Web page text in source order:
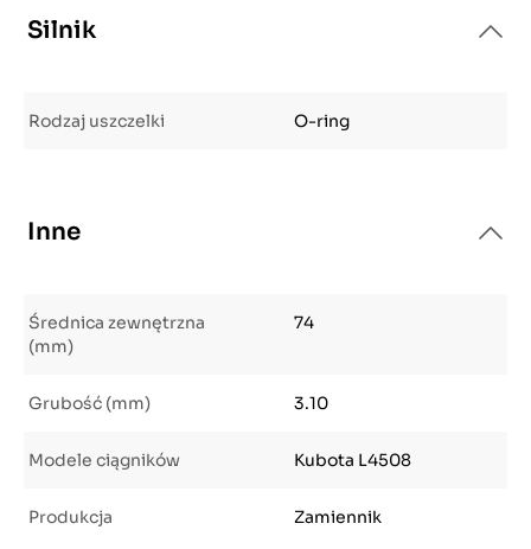
Silnik
Rodzaj uszczelki O-ring
Inne
Średnica zewnętrzna
(mm)
74
Grubość (mm) 3.10
Modele ciągników Kubota L4508
Produkcja Zamiennik